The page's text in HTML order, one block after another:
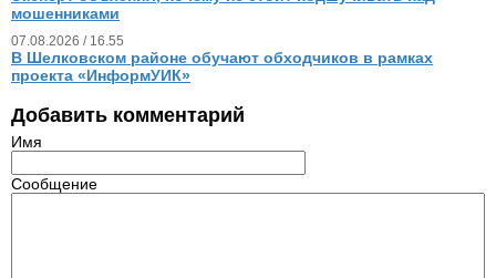
мошенниками
07.08.2026 / 16.55
В Шелковском районе обучают обходчиков в рамках
проекта «ИнформУИК»
Добавить комментарий
Имя
Сообщение